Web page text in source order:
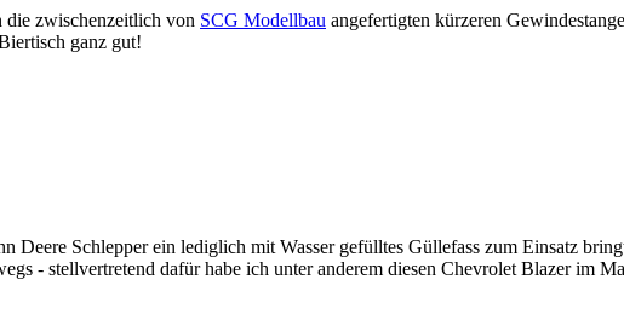
die zwischenzeitlich von SCG Modellbau angefertigten kürzeren
ganz gut!
Deere Schlepper ein lediglich mit Wasser gefülltes Güllefass zum Einsatz
- stellvertretend dafür habe ich unter anderem diesen Chevrolet Blazer im